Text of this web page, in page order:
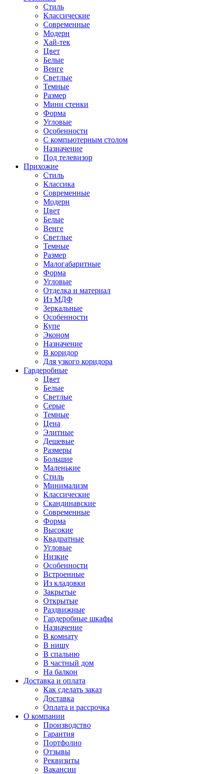
Стиль
Классические
Современные
Модерн
Хай-тек
Цвет
Белые
Венге
Светлые
Темные
Размер
Мини стенки
Форма
Угловые
Особенности
С компьютерным столом
Назначение
Под телевизор
Прихожие
Стиль
Классика
Современные
Модерн
Цвет
Белые
Венге
Светлые
Темные
Размер
Малогабаритные
Форма
Угловые
Отделка и материал
Из МДФ
Зеркальные
Особенности
Купе
Эконом
Назначение
В коридор
Для узкого коридора
Гардеробные
Цвет
Белые
Светлые
Серые
Темные
Цена
Элитные
Дешевые
Размеры
Большие
Маленькие
Стиль
Минимализм
Классические
Скандинавские
Современные
Форма
Высокие
Квадратные
Угловые
Низкие
Особенности
Встроенные
Из кладовки
Закрытые
Открытые
Раздвижные
Гардеробные шкафы
Назначение
В комнату
В нишу
В спальню
В частный дом
На балкон
Доставка и оплата
Как сделать заказ
Доставка
Оплата и рассрочка
О компании
Производство
Гарантия
Портфолио
Отзывы
Реквизиты
Вакансии